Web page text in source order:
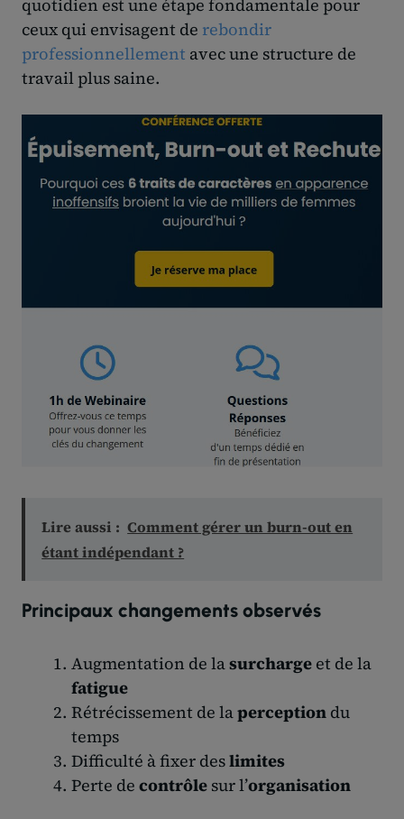
quotidien est une étape fondamentale pour
ceux qui envisagent de rebondir
professionnellement avec une structure de
travail plus saine.
Lire aussi : Comment gérer un burn-out en
étant indépendant ?
Principaux changements observés
Augmentation de lasurchargeet de la
fatigue
Rétrécissement de laperceptiondu
temps
Difficulté à fixer deslimites
Perte de contrôlesur l’organisation